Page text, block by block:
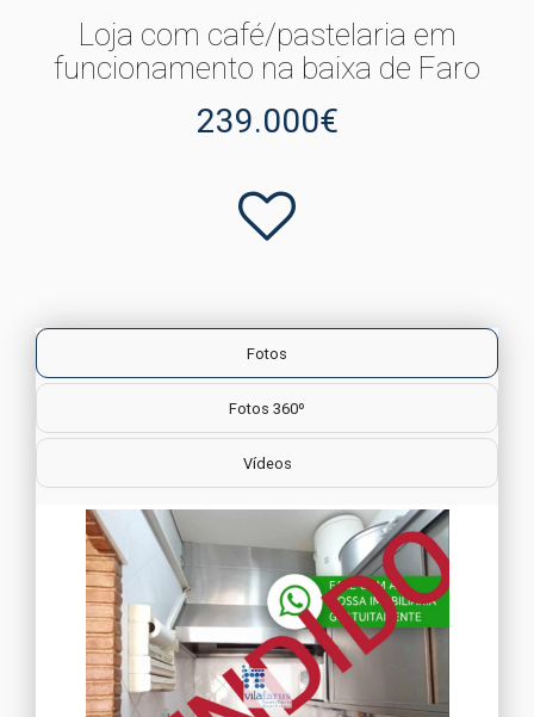
Loja com café/pastelaria em
funcionamento na baixa de Faro
239.000€
Fotos
Fotos 360º
Vídeos